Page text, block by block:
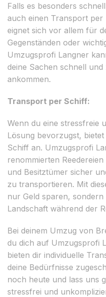
Falls es besonders
auch einen Transport per
eignet sich vor allem für
Gegenständen oder
Umzugsprofi Langner
deine Sachen schnell
ankommen.
Transport per Schiff:
Wenn du eine stressfreie
Lösung bevorzugst,
Schiff an. Umzugsprofi
renommierten
und Besitztümer sicher
zu transportieren. Mit
nur Geld sparen,
Landschaft während der
Bei deinem Umzug von
du dich auf Umzugsprofi
bieten dir individuelle
deine Bedürfnisse
noch heute und lass uns
stressfrei und